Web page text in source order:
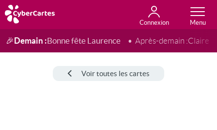
Connexion
Anniversaire
Fête du jour
Amour
Amitié
Merci
Toutes les cartes
🎉Demain :Bonne fête Laurence Après-demain :Claire
Voir toutes les cartes